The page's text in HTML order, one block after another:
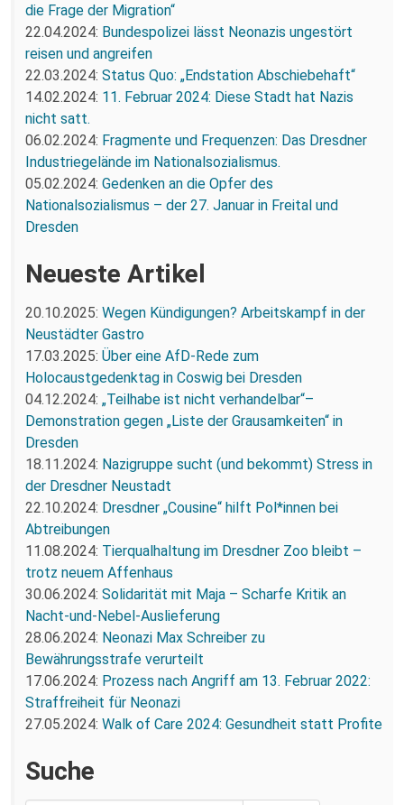
die Frage der Migration“
22.04.2024: Bundespolizei lässt Neonazis ungestört
reisen und angreifen
22.03.2024: Status Quo: „Endstation Abschiebehaft“
14.02.2024: 11. Februar 2024: Diese Stadt hat Nazis
nicht satt.
06.02.2024: Fragmente und Frequenzen: Das Dresdner
Industriegelände im Nationalsozialismus.
05.02.2024: Gedenken an die Opfer des
Nationalsozialismus – der 27. Januar in Freital und
Dresden
Neueste Artikel
20.10.2025: Wegen Kündigungen? Arbeitskampf in der
Neustädter Gastro
17.03.2025: Über eine AfD-Rede zum
Holocaustgedenktag in Coswig bei Dresden
04.12.2024: „Teilhabe ist nicht verhandelbar“–
Demonstration gegen „Liste der Grausamkeiten“ in
Dresden
18.11.2024: Nazigruppe sucht (und bekommt) Stress in
der Dresdner Neustadt
22.10.2024: Dresdner „Cousine“ hilft Pol*innen bei
Abtreibungen
11.08.2024: Tierqualhaltung im Dresdner Zoo bleibt –
trotz neuem Affenhaus
30.06.2024: Solidarität mit Maja – Scharfe Kritik an
Nacht-und-Nebel-Auslieferung
28.06.2024: Neonazi Max Schreiber zu
Bewährungsstrafe verurteilt
17.06.2024: Prozess nach Angriff am 13. Februar 2022:
Straffreiheit für Neonazi
27.05.2024: Walk of Care 2024: Gesundheit statt Profite
Suche